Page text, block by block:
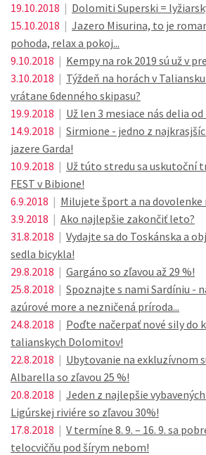
19.10.2018 | Dolomiti Superski =
15.10.2018 | Jazero Misurina, to je
pohoda, relax a pokoj...
9.10.2018 | Kempy na rok 2019 sú už v
3.10.2018 | Týždeň na horách v
vrátane 6denného skipasu?
19.9.2018 | Už len 3 mesiace nás delia
14.9.2018 | Sirmione - jedno z
jazere Garda!
10.9.2018 | Už túto stredu sa uskutoční
FEST v Bibione!
6.9.2018 | Milujete šport a na dovolenke
3.9.2018 | Ako najlepšie zakončiť leto?
31.8.2018 | Vydajte sa do Toskánska a
sedla bicykla!
29.8.2018 | Gargáno so zľavou až 29 %!
25.8.2018 | Spoznajte s nami Sardíniu -
azúrové more a nezničená príroda...
24.8.2018 | Poďte načerpať nové sily do
talianskych Dolomitov!
22.8.2018 | Ubytovanie na exkluzívnom
Albarella so zľavou 25 %!
20.8.2018 | Jeden z najlepšie
Ligúrskej riviére so zľavou 30%!
17.8.2018 | V termíne 8. 9. – 16. 9. sa
telocvičňu pod šírym nebom!